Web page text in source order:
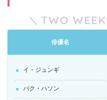
TWO
俳優名
イ・ジュンギ
パク・ハソン